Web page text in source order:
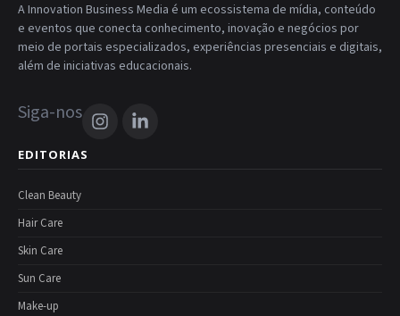
A Innovation Business Media é um ecossistema de mídia, conteúdo
e eventos que conecta conhecimento, inovação e negócios por
meio de portais especializados, experiências presenciais e digitais,
além de iniciativas educacionais.
Siga-nos
EDITORIAS
Clean Beauty
Hair Care
Skin Care
Sun Care
Make-up